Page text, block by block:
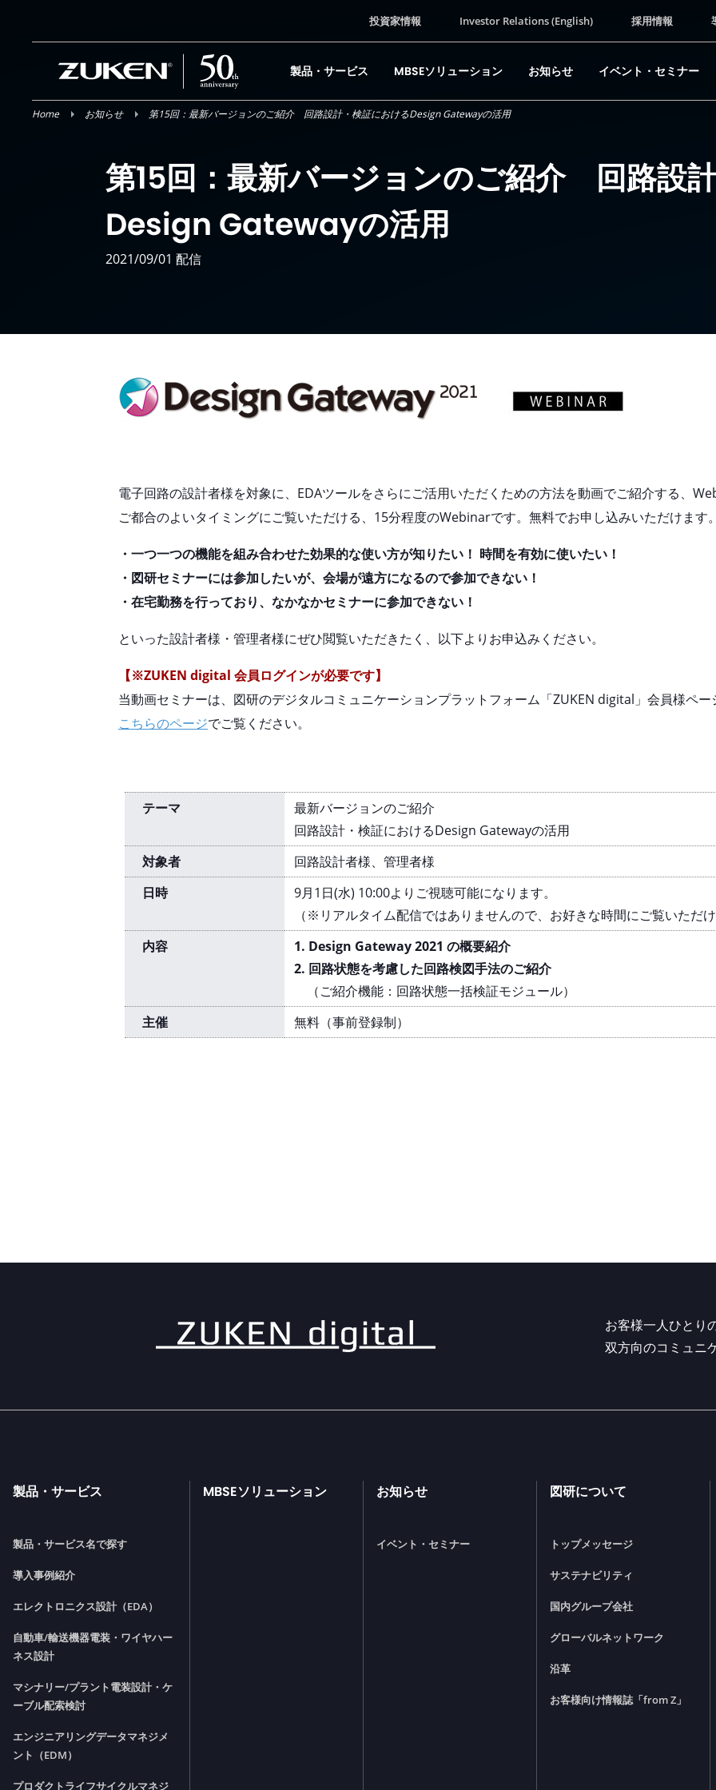
投資家情報 Investor Relations (English) 採用情報
製品・サービス MBSEソリューション お知らせ イベント・セミナー
Home お知らせ 第15回：最新バージョンのご紹介 回路設計・検証におけるDesign Gatewayの活用
第15回：最新バージョンのご紹介 回路設
Design Gatewayの活用
2021/09/01 配信
電子回路の設計者様を対象に、EDAツールをさらにご活用いただくための方法を動画でご紹介する、
ご都合のよいタイミングにご覧いただける、15分程度のWebinarです。無料でお申し込みいただけます
・一つ一つの機能を組み合わせた効果的な使い方が知りたい！ 時間を有効に使いたい！
・図研セミナーには参加したいが、会場が遠方になるので参加できない！
・在宅勤務を行っており、なかなかセミナーに参加できない！
といった設計者様・管理者様にぜひ閲覧いただきたく、以下よりお申込みください。
【※ZUKEN digital 会員ログインが必要です】
当動画セミナーは、図研のデジタルコミュニケーションプラットフォーム「ZUKEN digital」会員様ペ
こちらのページでご覧ください。
テーマ
最新バージョンのご紹介
回路設計・検証におけるDesign Gatewayの活用
対象者
回路設計者様、管理者様
日時
9月1日(水) 10:00よりご視聴可能になります。
（※リアルタイム配信ではありませんので、お好きな時間にご覧いただ
内容
1. Design Gateway 2021 の概要紹介
2. 回路状態を考慮した回路検図手法のご紹介
（ご紹介機能：回路状態一括検証モジュール）
主催
無料（事前登録制）
お客様一人ひとり
双方向のコミュニ
製品・サービス
製品・サービス名で探す
導入事例紹介
エレクトロニクス設計（EDA）
自動車/輸送機器電装・ワイヤハー
ネス設計
マシナリー/プラント電装設計・ケ
ーブル配索検討
エンジニアリングデータマネジメ
ント（EDM）
プロダクトライフサイクルマネジ
MBSEソリューション お知らせ
イベント・セミナー
図研について
トップメッセージ
サステナビリティ
国内グループ会社
グローバルネットワーク
沿革
お客様向け情報誌「from Z」